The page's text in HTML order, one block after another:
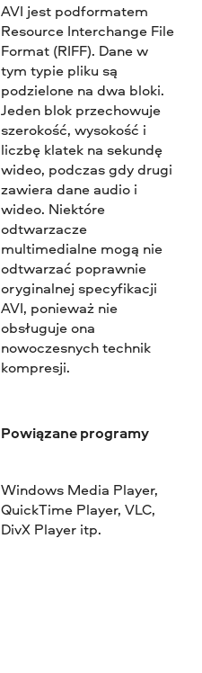
AVI jest podformatem
Resource Interchange File
Format (RIFF). Dane w
tym typie pliku są
podzielone na dwa bloki.
Jeden blok przechowuje
szerokość, wysokość i
liczbę klatek na sekundę
wideo, podczas gdy drugi
zawiera dane audio i
wideo. Niektóre
odtwarzacze
multimedialne mogą nie
odtwarzać poprawnie
oryginalnej specyfikacji
AVI, ponieważ nie
obsługuje ona
nowoczesnych technik
kompresji.
Powiązane programy
Windows Media Player,
QuickTime Player, VLC,
DivX Player itp.